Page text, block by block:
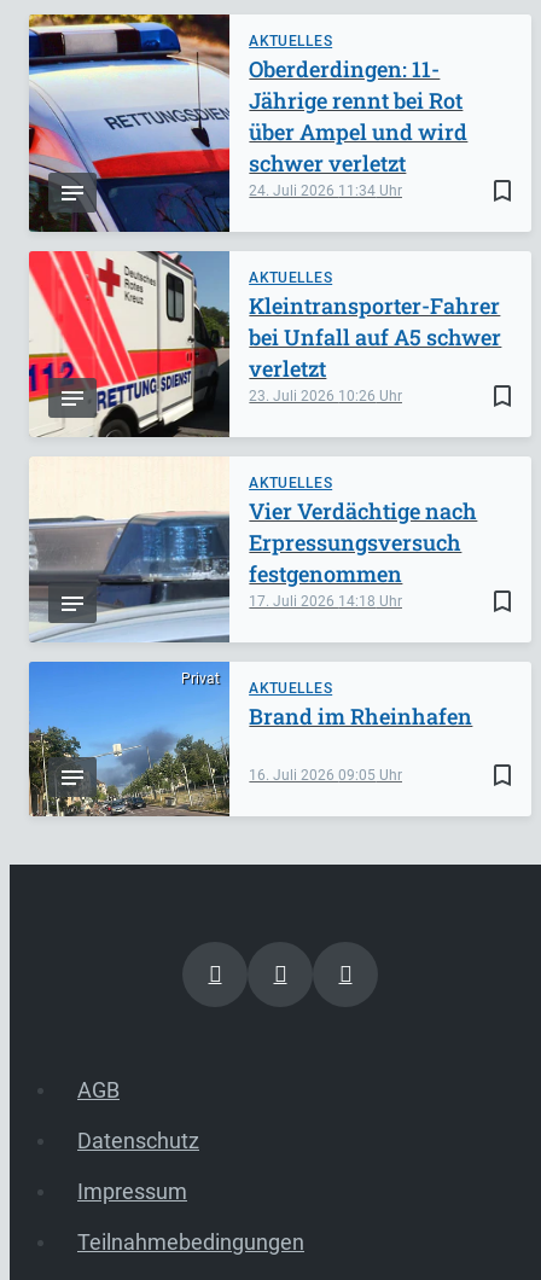
AKTUELLES
bookmark_border
24. Juli 2026 11:34
Oberderdingen: 11-
Jährige rennt bei Rot
über Ampel und wird
schwer verletzt
AKTUELLES
bookmark_border
23. Juli 2026 10:26
Kleintransporter-Fahrer
bei Unfall auf A5 schwer
verletzt
AKTUELLES
bookmark_border
17. Juli 2026 14:18
Vier Verdächtige nach
Erpressungsversuch
festgenommen
Privat
AKTUELLES
bookmark_border
16. Juli 202609:05
Brand im Rheinhafen
AGB
Datenschutz
Impressum
Teilnahmebedingungen